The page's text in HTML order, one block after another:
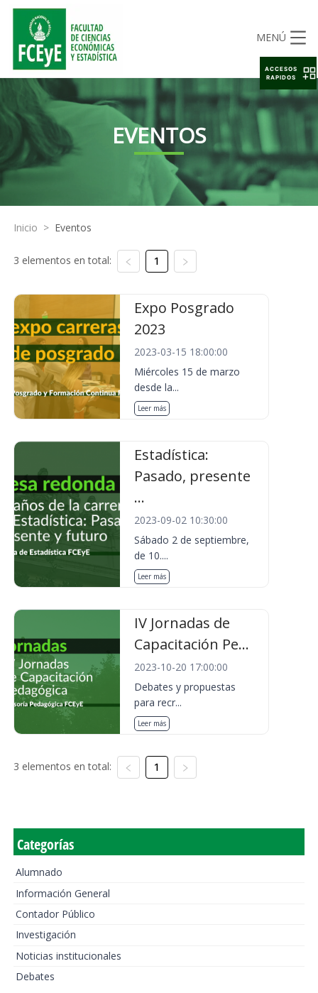
MENÚ
EVENTOS
Inicio > Eventos
3 elementos en total: 1
Expo Posgrado
2023
2023-03-15 18:00:00
Miércoles 15 de marzo
desde la...
Leer más
Estadística:
Pasado, presente
...
2023-09-02 10:30:00
Sábado 2 de septiembre,
de 10....
Leer más
IV Jornadas de
Capacitación Pe...
2023-10-20 17:00:00
Debates y propuestas
para recr...
Leer más
3 elementos en total: 1
Categorías
Alumnado
Información General
Contador Público
Investigación
Noticias institucionales
Debates
ACCESOS
RAPIDOS